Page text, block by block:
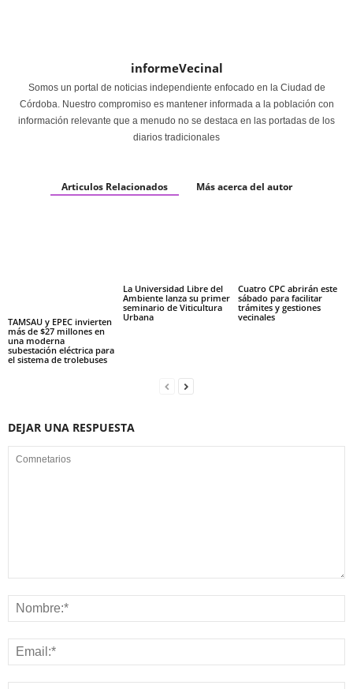
informeVecinal
Somos un portal de noticias independiente enfocado en la Ciudad de
Córdoba. Nuestro compromiso es mantener informada a la población con
información relevante que a menudo no se destaca en las portadas de los
diarios tradicionales
Articulos Relacionados Más acerca del autor
TAMSAU y EPEC invierten
más de $27 millones en
una moderna
subestación eléctrica para
el sistema de trolebuses
La Universidad Libre del
Ambiente lanza su primer
seminario de Viticultura
Urbana
Cuatro CPC abrirán este
sábado para facilitar
trámites y gestiones
vecinales
DEJAR UNA RESPUESTA